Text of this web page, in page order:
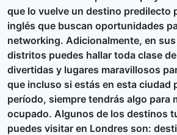
que lo vuelve un destino predilecto
inglés que buscan oportunidades
networking. Adicionalmente, en
distritos puedes hallar toda clase
divertidas y lugares maravillosos
que incluso si estás en esta ciudad
período, siempre tendrás algo para
ocupado. Algunos de los destinos
puedes visitar en Londres son: